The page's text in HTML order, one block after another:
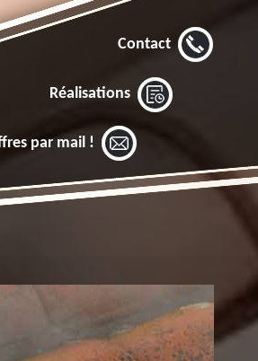
Contact
Réalisations
par mail !